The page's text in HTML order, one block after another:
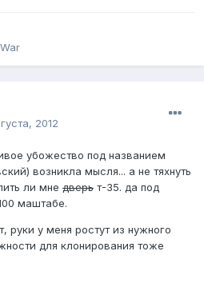
2012
убожество под названием
возникла мысля... а не тяхнуть
ли мне дверь т-35. да под
маштабе.
руки у меня ростут из нужного
для клонирования тоже